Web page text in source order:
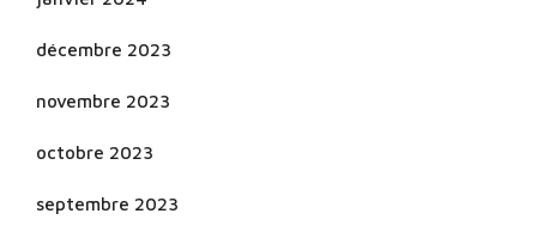
décembre 2023
novembre 2023
octobre 2023
septembre 2023